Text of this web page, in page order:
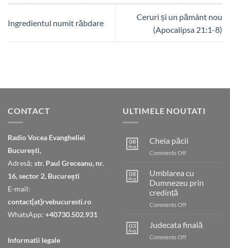
Ingredientul numit răbdare
Ceruri și un pământ nou
(Apocalipsa 21:1-8)
CONTACT
Radio Vocea Evangheliei
București,
Adresă: str. Paul Greceanu, nr.
16, sector 2, București
E-mail:
contact[at]rvebucuresti.ro
WhatsApp: +40730.502.931
Informatii legale
ULTIMELE NOUTATI
08
Aug
Cheia păcii
Comments Offon
08
Aug
Umblarea cu
Dumnezeu prin
credință
Comments Offon
cu
03
Aug
Judecata finală
Comments Offon